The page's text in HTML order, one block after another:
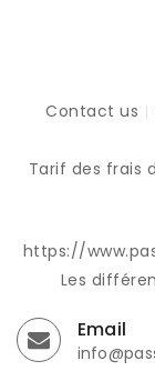
Contact us
Tarif des frais
https://
Les
Email